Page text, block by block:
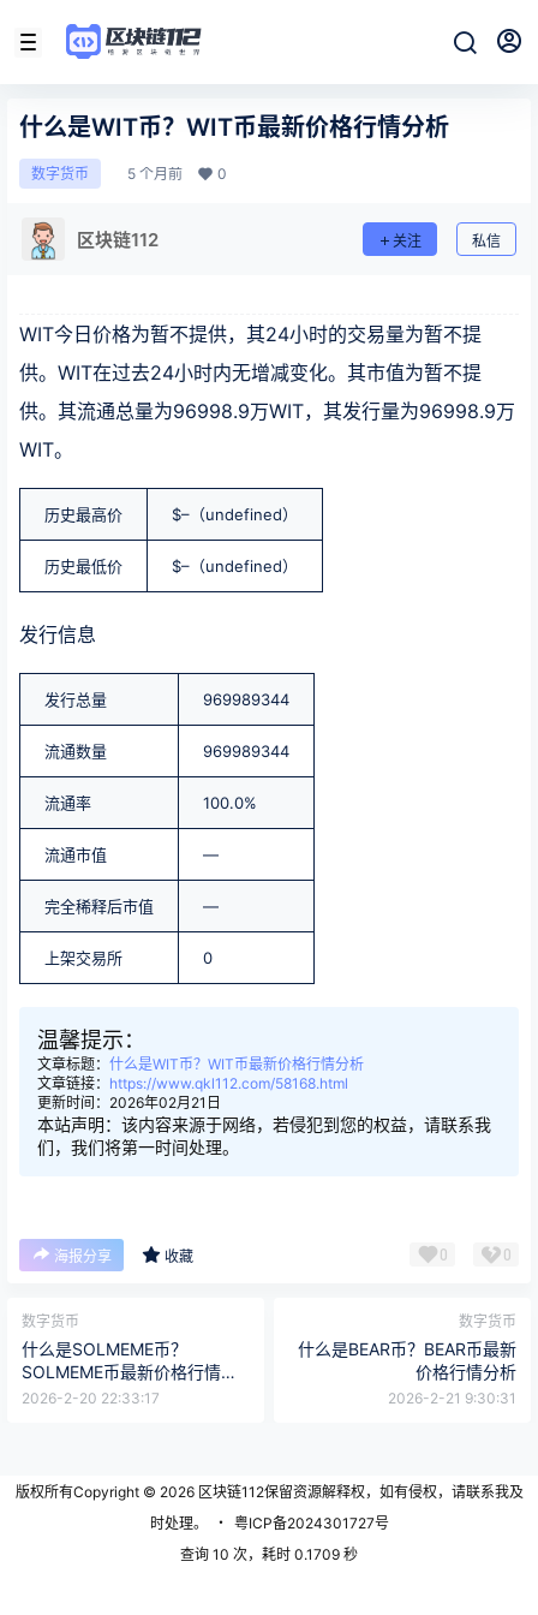
什么是WIT币？WIT币最新价格行情分析
数字货币 5 个月前 0
区块链112 关注 私信
WIT今日价格为暂不提供，其24小时的交易量为暂不提
供。WIT在过去24小时内无增减变化。其市值为暂不提
供。其流通总量为96998.9万WIT，其发行量为96998.9万
WIT。
历史最高价 $–（undefined）
历史最低价 $–（undefined）
发行信息
发行总量 969989344
流通数量 969989344
流通率 100.0%
流通市值 —
完全稀释后市值 —
上架交易所 0
温馨提示：
文章标题： 什么是WIT币？WIT币最新价格行情分析
文章链接： https://www.qkl112.com/58168.html
更新时间：2026年02月21日
本站声明：该内容来源于网络，若侵犯到您的权益，请联系我
们，我们将第一时间处理。
海报分享 收藏 0 0
数字货币
什么是SOLMEME币？
SOLMEME币最新价格行情分
析
2026-2-20 22:33:17
数字货币
什么是BEAR币？BEAR币最新
价格行情分析
2026-2-21 9:30:31
版权所有Copyright © 2026区块链112保留资源解释权，如有侵权，请联系我及
时处理。
・ 粤ICP备2024301727号
查询 10 次，耗时 0.1709 秒